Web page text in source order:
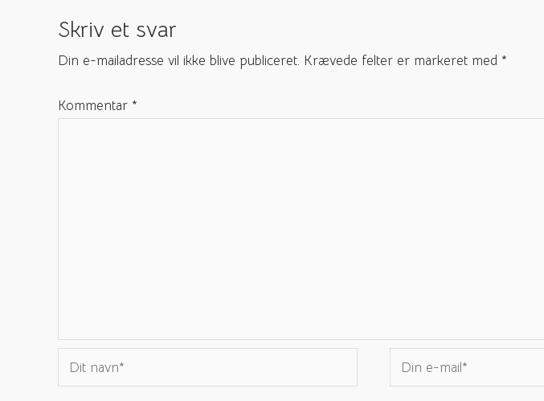
Skriv et svar
Din e-mailadresse vil ikke blive publiceret. Krævede felter er markeret med *
Kommentar *
Dit
navn*
Din
e-